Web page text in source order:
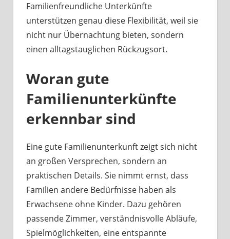
Familienfreundliche Unterkünfte
unterstützen genau diese Flexibilität, weil sie
nicht nur Übernachtung bieten, sondern
einen alltagstauglichen Rückzugsort.
Woran gute
Familienunterkünfte
erkennbar sind
Eine gute Familienunterkunft zeigt sich nicht
an großen Versprechen, sondern an
praktischen Details. Sie nimmt ernst, dass
Familien andere Bedürfnisse haben als
Erwachsene ohne Kinder. Dazu gehören
passende Zimmer, verständnisvolle Abläufe,
Spielmöglichkeiten, eine entspannte